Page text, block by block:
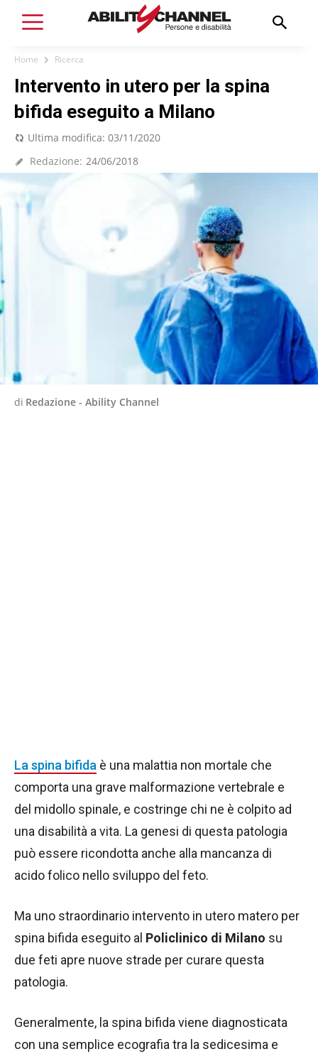
Home Ricerca
Intervento in utero per la spina
bifida eseguito a Milano
Ultima modifica: 03/11/2020
Redazione: 24/06/2018
di Redazione - Ability Channel
La spina bifida è una malattia non mortale che
comporta una grave malformazione vertebrale e
del midollo spinale, e costringe chi ne è colpito ad
una disabilità a vita. La genesi di questa patologia
può essere ricondotta anche alla mancanza di
acido folico nello sviluppo del feto.
Ma uno straordinario intervento in utero matero per
spina bifida eseguito al Policlinico di Milano su
due feti apre nuove strade per curare questa
patologia.
Generalmente, la spina bifida viene diagnosticata
con una semplice ecografia tra la sedicesima e